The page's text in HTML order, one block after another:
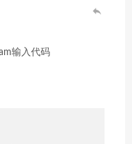
输入代码